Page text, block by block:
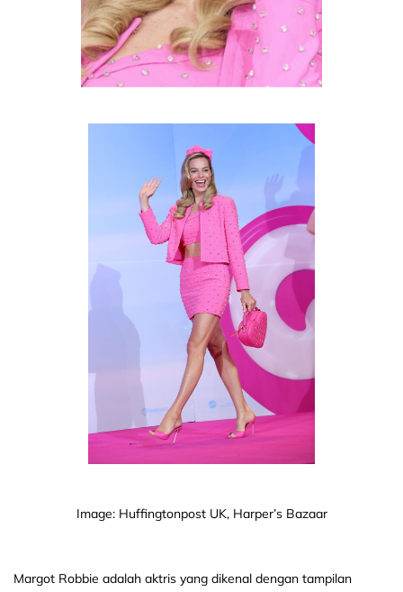
Image: Huffingtonpost UK, Harper’s Bazaar
Margot Robbie adalah aktris yang dikenal dengan tampilan